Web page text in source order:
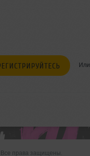
Или
права защищены.